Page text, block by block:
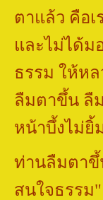
ตาแล้ว คือ
และไม่ได้ม
ธรรม ให้ห
ลืมตาขึ้น ลื
หน้าบึ้งไม่ยิ้
ท่านลืมตา
สนใจธรรม